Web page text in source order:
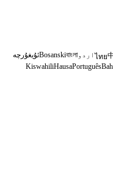
ไทยاردوবাংলা
Bosanskiئۇيغۇرچە
Português
Hausa
Kiswahili